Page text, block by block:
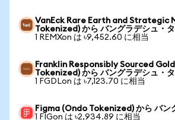
VanEck Rare Earth and Strategic
Tokenized) から バングラデシュ・
1 REMXon は ৳9,452.60 に相当
Franklin Responsibly Sourced
Tokenized) から バングラデシュ・
1 FGDLon は ৳7,123.70 に相当
Figma (Ondo Tokenized) から バン
1 FIGon は ৳2,934.89 に相当